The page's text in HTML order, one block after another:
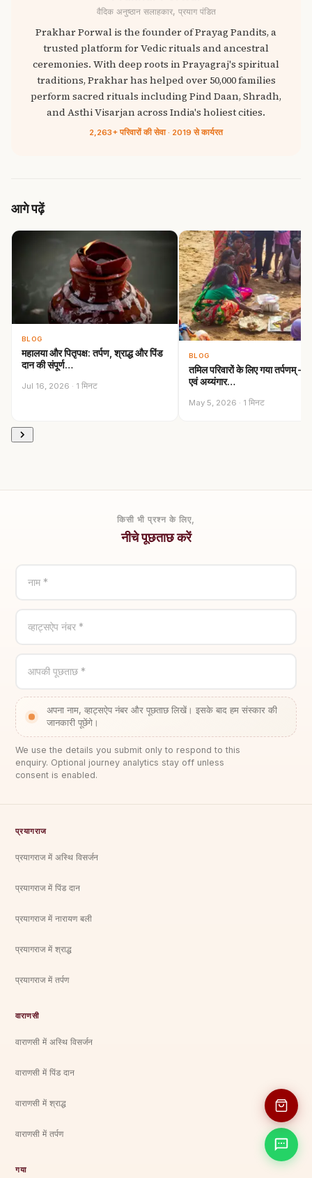
वैदिक अनुष्ठान सलाहकार, प्रयाग पंडित
Prakhar Porwal is the founder of Prayag Pandits, a
trusted platform for Vedic rituals and ancestral
ceremonies. With deep roots in Prayagraj's spiritual
traditions, Prakhar has helped over 50,000 families
perform sacred rituals including Pind Daan, Shradh,
and Asthi Visarjan across India's holiest cities.
2,263+ परिवारों की सेवा · 2019 से कार्यरत
आगे पढ़ें
BLOG
महालया और पितृपक्ष: तर्पण, श्राद्ध और पिंड
दान की संपूर्ण…
Jul 16, 2026 · 1 मिनट
BLOG
तमिल परिवारों के लिए गया तर्पणम् —
एवं अय्यंगार…
May 5, 2026 · 1 मिनट
किसी भी प्रश्न के लिए,
नीचे पूछताछ करें
नाम *
व्हाट्सऐप नंबर *
आपकी पूछताछ *
अपना नाम, व्हाट्सऐप नंबर और पूछताछ लिखें। इसके बाद हम संस्कार की
जानकारी पूछेंगे।
We use the details you submit only to respond to this
enquiry. Optional journey analytics stay off unless
consent is enabled.
प्रयागराज
प्रयागराज में अस्थि विसर्जन
प्रयागराज में पिंड दान
प्रयागराज में नारायण बली
प्रयागराज में श्राद्ध
प्रयागराज में तर्पण
वाराणसी
वाराणसी में अस्थि विसर्जन
वाराणसी में पिंड दान
वाराणसी में श्राद्ध
वाराणसी में तर्पण
गया